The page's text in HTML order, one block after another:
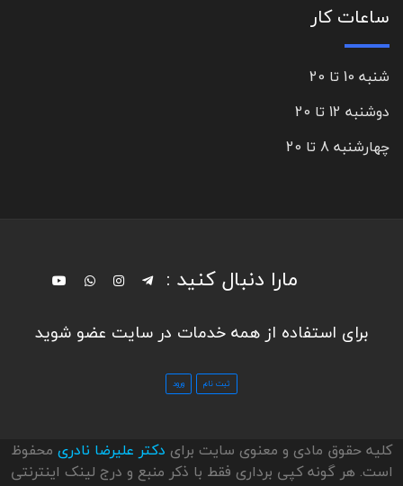
ساعات کار
شنبه 10 تا 20
دوشنبه 12 تا 20
چهارشنبه 8 تا 20
مارا دنبال کنید :
برای استفاده از همه خدمات در سایت عضو شوید
کلیه حقوق مادی و معنوی سایت برای دکتر علیرضا نادری محفوظ
است. هر گونه کپی برداری فقط با ذکر منبع و درج لینک اینترنتی